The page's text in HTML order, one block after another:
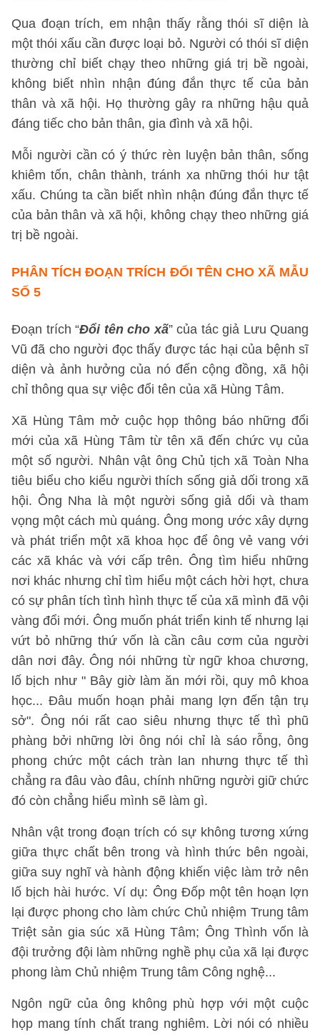
Qua đoạn trích, em nhận thấy rằng thói sĩ diện là
một thói xấu cần được loại bỏ. Người có thói sĩ diện
thường chỉ biết chạy theo những giá trị bề ngoài,
không biết nhìn nhận đúng đắn thực tế của bản
thân và xã hội. Họ thường gây ra những hậu quả
đáng tiếc cho bản thân, gia đình và xã hội.
Mỗi người cần có ý thức rèn luyện bản thân, sống
khiêm tốn, chân thành, tránh xa những thói hư tật
xấu. Chúng ta cần biết nhìn nhận đúng đắn thực tế
của bản thân và xã hội, không chạy theo những giá
trị bề ngoài.
PHÂN TÍCH ĐOẠN TRÍCH ĐỔI TÊN CHO XÃ MẪU
SỐ 5
Đoạn trích “Đổi tên cho xã” của tác giả Lưu Quang
Vũ đã cho người đọc thấy được tác hại của bệnh sĩ
diện và ảnh hưởng của nó đến cộng đồng, xã hội
chỉ thông qua sự việc đổi tên của xã Hùng Tâm.
Xã Hùng Tâm mở cuộc họp thông báo những đổi
mới của xã Hùng Tâm từ tên xã đến chức vụ của
một số người. Nhân vật ông Chủ tịch xã Toàn Nha
tiêu biểu cho kiểu người thích sống giả dối trong xã
hội. Ông Nha là một người sống giả dối và tham
vọng một cách mù quáng. Ông mong ước xây dựng
và phát triển một xã khoa học để ông vẻ vang với
các xã khác và với cấp trên. Ông tìm hiểu những
nơi khác nhưng chỉ tìm hiểu một cách hời hợt, chưa
có sự phân tích tình hình thực tế của xã mình đã vội
vàng đổi mới. Ông muốn phát triển kinh tế nhưng lại
vứt bỏ những thứ vốn là cần câu cơm của người
dân nơi đây. Ông nói những từ ngữ khoa chương,
lố bịch như " Bây giờ làm ăn mới rồi, quy mô khoa
học... Đâu muốn hoạn phải mang lợn đến tận trụ
sở". Ông nói rất cao siêu nhưng thực tế thì phũ
phàng bởi những lời ông nói chỉ là sáo rỗng, ông
phong chức một cách tràn lan nhưng thực tế thì
chẳng ra đâu vào đâu, chính những người giữ chức
đó còn chẳng hiểu mình sẽ làm gì.
Nhân vật trong đoạn trích có sự không tương xứng
giữa thực chất bên trong và hình thức bên ngoài,
giữa suy nghĩ và hành động khiến việc làm trở nên
lố bịch hài hước. Ví dụ: Ông Đốp một tên hoạn lợn
lại được phong cho làm chức Chủ nhiệm Trung tâm
Triệt sản gia súc xã Hùng Tâm; Ông Thình vốn là
đội trưởng đội làm những nghề phụ của xã lại được
phong làm Chủ nhiệm Trung tâm Công nghệ...
Ngôn ngữ của ông không phù hợp với một cuộc
họp mang tính chất trang nghiêm. Lời nói có nhiều